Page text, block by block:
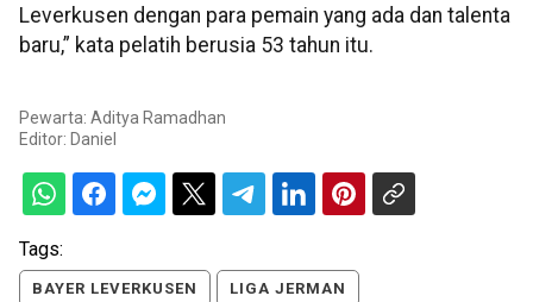
Leverkusen dengan para pemain yang ada dan talenta
baru,” kata pelatih berusia 53 tahun itu.
Pewarta: Aditya Ramadhan
Editor: Daniel
Tags:
BAYER LEVERKUSEN LIGA JERMAN